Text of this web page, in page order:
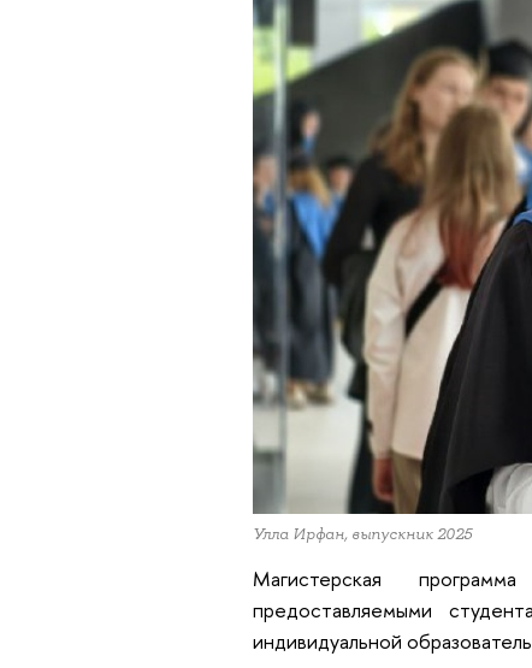
Улла Ирфан, выпускник 2025
Магистерская
предоставляемыми
индивидуальной